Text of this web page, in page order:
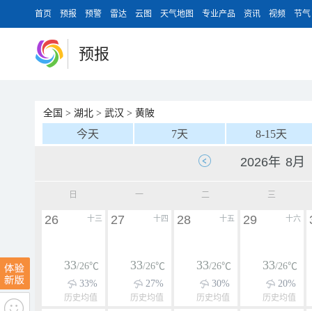
首页 预报 预警 雷达 云图 天气地图 专业产品 资讯 视频 节气
预报
全国 > 湖北 > 武汉 > 黄陂
今天 7天 8-15天
日 一 二 三
十三
26
33/26℃
33%
历史均值
十四
27
33/26℃
27%
历史均值
十五
28
33/26℃
30%
历史均值
十六
29
33/26℃
20%
历史均值